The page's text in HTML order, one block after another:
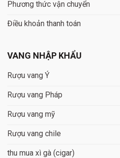
Phương thức vận chuyển
Điều khoản thanh toán
VANG NHẬP KHẨU
Rượu vang Ý
Rượu vang Pháp
Rượu vang mỹ
Rượu vang chile
thu mua xì gà (cigar)